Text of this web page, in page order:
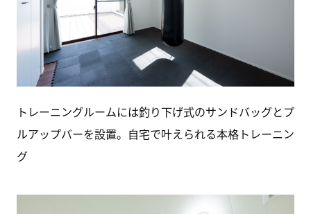
トレーニングルームには釣り下げ式のサンドバッグとプ
ルアップバーを設置。自宅で叶えられる本格トレーニン
グ